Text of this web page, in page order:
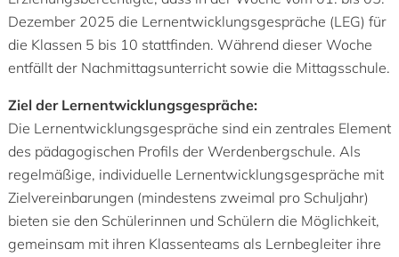
Dezember 2025 die Lernentwicklungsgespräche (LEG) für
die Klassen 5 bis 10 stattfinden. Während dieser Woche
entfällt der Nachmittagsunterricht sowie die Mittagsschule.
Ziel der Lernentwicklungsgespräche:
Die Lernentwicklungsgespräche sind ein zentrales Element
des pädagogischen Profils der Werdenbergschule. Als
regelmäßige, individuelle Lernentwicklungsgespräche mit
Zielvereinbarungen (mindestens zweimal pro Schuljahr)
bieten sie den Schülerinnen und Schülern die Möglichkeit,
gemeinsam mit ihren Klassenteams als Lernbegleiter ihre